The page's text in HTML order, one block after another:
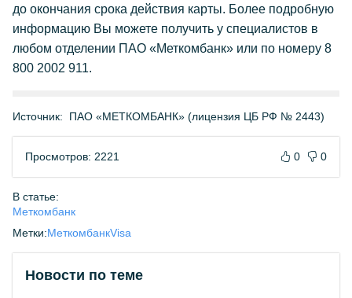
до окончания срока действия карты. Более подробную
информацию Вы можете получить у специалистов в
любом отделении ПАО «Меткомбанк» или по номеру 8
800 2002 911.
Источник: ПАО «МЕТКОМБАНК» (лицензия ЦБ РФ № 2443)
Просмотров: 2221 0 0
В статье:
Меткомбанк
Метки:МеткомбанкVisa
Новости по теме